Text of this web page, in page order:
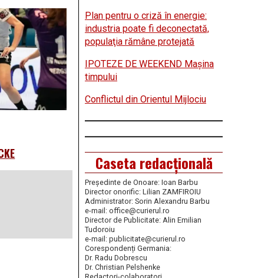
Plan pentru o criză în energie:
industria poate fi deconectată,
populaţia rămâne protejată
IPOTEZE DE WEEKEND Maşina
timpului
Conflictul din Orientul Mijlociu
Caseta redacțională
Președinte de Onoare: Ioan Barbu
Director onorific: Lilian ZAMFIROIU
Administrator: Sorin Alexandru Barbu
e-mail: office@curierul.ro
Director de Publicitate: Alin Emilian
Tudoroiu
e-mail: publicitate@curierul.ro
Corespondenți Germania:
Dr. Radu Dobrescu
Dr. Christian Pelshenke